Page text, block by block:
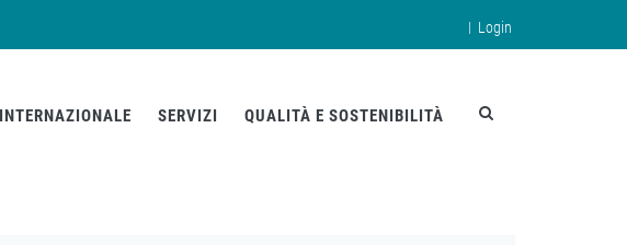
| Login
INTERNAZIONALE SERVIZI QUALITÀ E SOSTENIBILITÀ